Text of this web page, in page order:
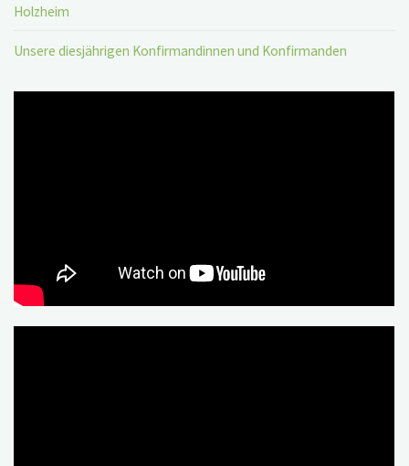
Holzheim
Unsere diesjährigen Konfirmandinnen und Konfirmanden